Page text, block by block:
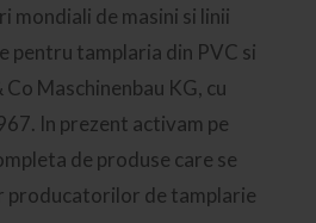
mondiali de masini si linii
pentru tamplaria din PVC si
Maschinenbau KG, cu
In prezent activam pe
de produse care se
producatorilor de tamplarie